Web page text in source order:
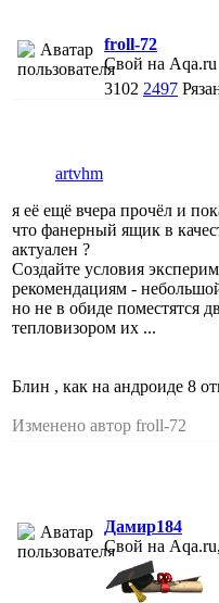
froll-72
Свой на Aqa.ru
3102 2497
artvhm
я её ещё вчера прочёл и
что фанерный ящик в
актуален ?
Создайте условия
рекомендациям -
но не в обиде поместятся
тепловизором их ...
Блин , как на андроиде 8
Изменено автор froll-72
Дамир184
Свой на